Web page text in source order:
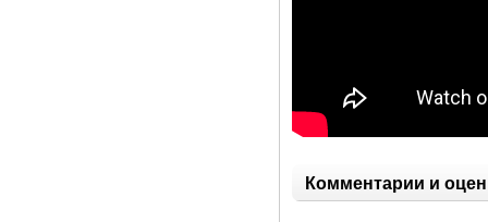
Комментарии и